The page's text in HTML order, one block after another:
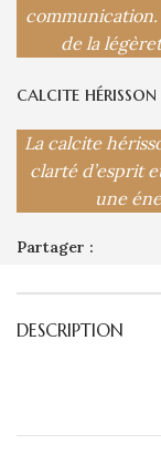
de la
calcite hérisson
La calcite
clarté d’esprit
une
Partager :
DESCRIPTION